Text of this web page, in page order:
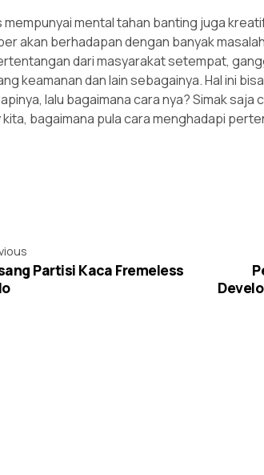
mental tahan banting juga
akan berhadapan dengan banyak
dari masyarakat setempat,
keamanan dan lain sebagainya. Hal ini
lalu bagaimana cara nya? Simak
bagaimana pula cara menghadapi
Partisi Kaca Fremeless